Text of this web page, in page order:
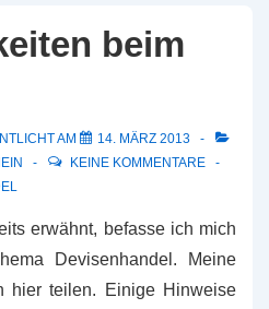
beim
AM
14. MÄRZ 2013
KEINE KOMMENTARE
erwähnt, befasse ich mich
Devisenhandel. Meine
hier teilen. Einige Hinweise